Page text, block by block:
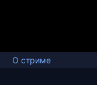
О стриме